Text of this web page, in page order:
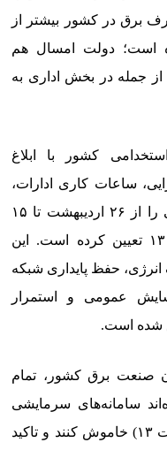
برق در کشور بیشتر از
است؛ دولت امسال هم
جمله در بخش اداری به
کشور با ابلاغ
ساعات کاری ادارات،
بانک‌ها، شهرداری‌ها و نهادهای عمومی را از ۲۶ اردیبهشت تا ۱۵
شهریور سال جاری از ساعت ۷ تا ۱۳ تعیین کرده است. این
حفظ پایداری شبکه
عمومی و استمرار
شده است.
صنعت برق کشور، تمام
سامانه‌های سرمایشی
خود را پس از پایان وقت اداری (ساعت ۱۳) خاموش کنند و تاکید